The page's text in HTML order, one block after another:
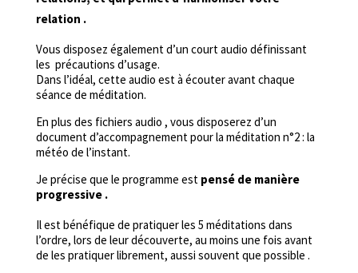
relation .
Vous disposez également d’un court audio définissant
les précautions d’usage.
Dans l’idéal, cette audio est à écouter avant chaque
séance de méditation.
En plus des fichiers audio , vous disposerez d’un
document d’accompagnement pour la méditation n°2 : la
météo de l’instant.
Je précise que le programme est pensé de manière
progressive .
Il est bénéfique de pratiquer les 5 méditations dans
l’ordre, lors de leur découverte, au moins une fois avant
de les pratiquer librement, aussi souvent que possible .